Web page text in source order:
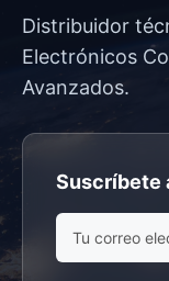
Distribuidor
Electrónicos
Avanzados.
Suscríbete